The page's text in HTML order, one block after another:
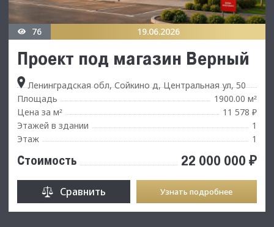
76 19.06.2026
Проект под магазин Верный
Ленинградская обл, Сойкино д, Центральная ул, 50
Площадь
1900.00 м²
Цена за м²
11 578 ₽
Этажей в здании
1
Этаж
1
Стоимость 22 000 000 ₽
Сравнить Узнать подробнее